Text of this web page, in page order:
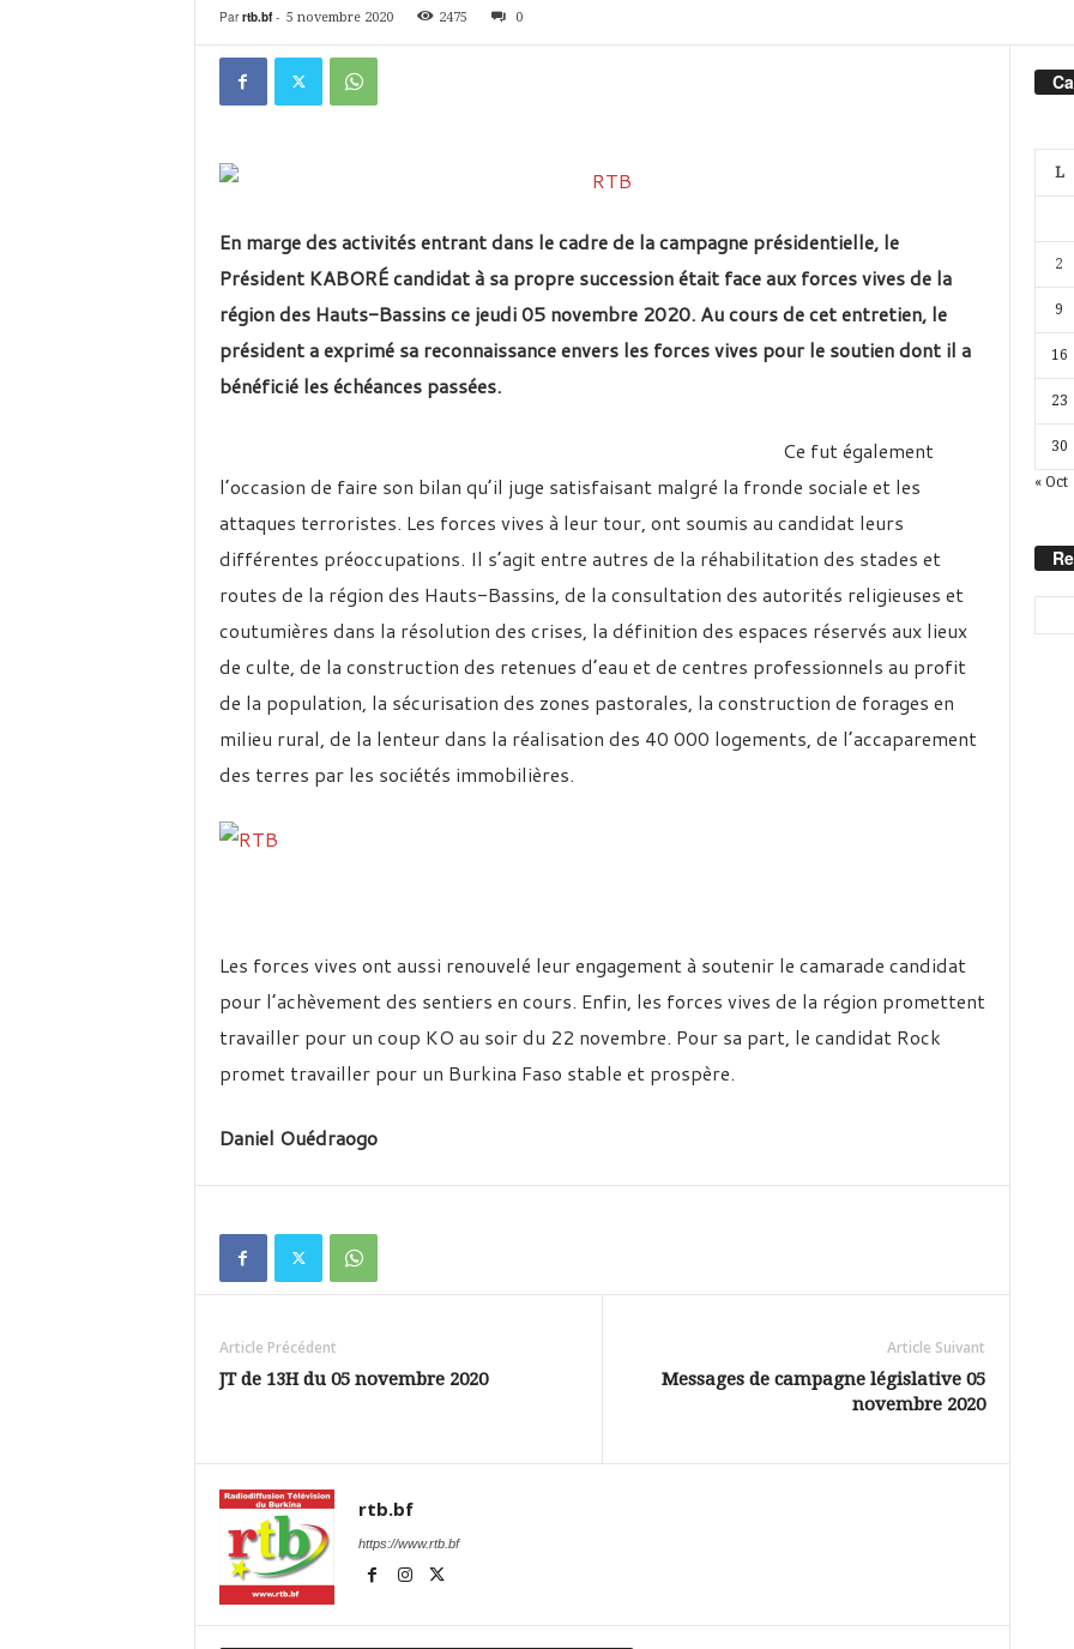
i
Par rtb.bf- 5 novembre 2020 2475 0
En marge des activités entrant dans le cadre de la campagne présidentielle, le
Président KABORÉ candidat à sa propre succession était face aux forces vives de la
région des Hauts-Bassins ce jeudi 05 novembre 2020. Au cours de cet entretien, le
président a exprimé sa reconnaissance envers les forces vives pour le soutien dont il a
bénéficié les échéances passées.
Ce fut également
l’occasion de faire son bilan qu’il juge satisfaisant malgré la fronde sociale et les
attaques terroristes. Les forces vives à leur tour, ont soumis au candidat leurs
différentes préoccupations. Il s’agit entre autres de la réhabilitation des stades et
routes de la région des Hauts-Bassins, de la consultation des autorités religieuses et
coutumières dans la résolution des crises, la définition des espaces réservés aux lieux
de culte, de la construction des retenues d’eau et de centres professionnels au profit
de la population, la sécurisation des zones pastorales, la construction de forages en
milieu rural, de la lenteur dans la réalisation des 40 000 logements, de l’accaparement
des terres par les sociétés immobilières.
Les forces vives ont aussi renouvelé leur engagement à soutenir le camarade candidat
pour l’achèvement des sentiers en cours. Enfin, les forces vives de la région promettent
travailler pour un coup KO au soir du 22 novembre. Pour sa part, le candidat Rock
promet travailler pour un Burkina Faso stable et prospère.
Daniel Ouédraogo
Article Précédent
JT de 13H du 05 novembre 2020
Article Suivant
Messages de campagne législative 05
novembre 2020
rtb.bf
https://www.rtb.bf
L
2
9
16
23
30
« Oct